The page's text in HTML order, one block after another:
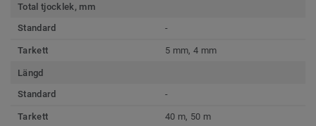
Total tjocklek, mm
Standard
-
Tarkett 5 mm, 4 mm
Längd
Standard
-
Tarkett 40 m, 50 m